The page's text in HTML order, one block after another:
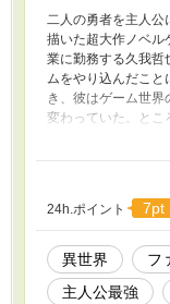
二人の勇者を主人公
描いた超大作ノベル
業に勤務する久我哲
ムをやり込んだこと
き、彼はゲーム世
変わっていた。とこ
ボスでもなく、本
だった！ しかも、
見限られて殺され
たまるか！」 カイ
る。 そんな努力の
手にすることとなり
た者達を助け出して
運命だった悪役モ
ネオページ、カクヨ
24h.ポイント 7pt
異世界 フ
主人公最強